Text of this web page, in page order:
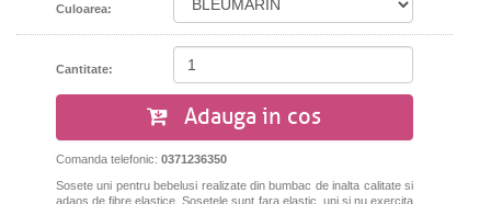
Culoarea:
Cantitate:
Adauga in cos
Comanda telefonic: 0371236350
Sosete uni pentru bebelusi realizate din bumbac de inalta calitate si
adaos de fibre elastice. Sosetele sunt fara elastic, uni si nu exercita